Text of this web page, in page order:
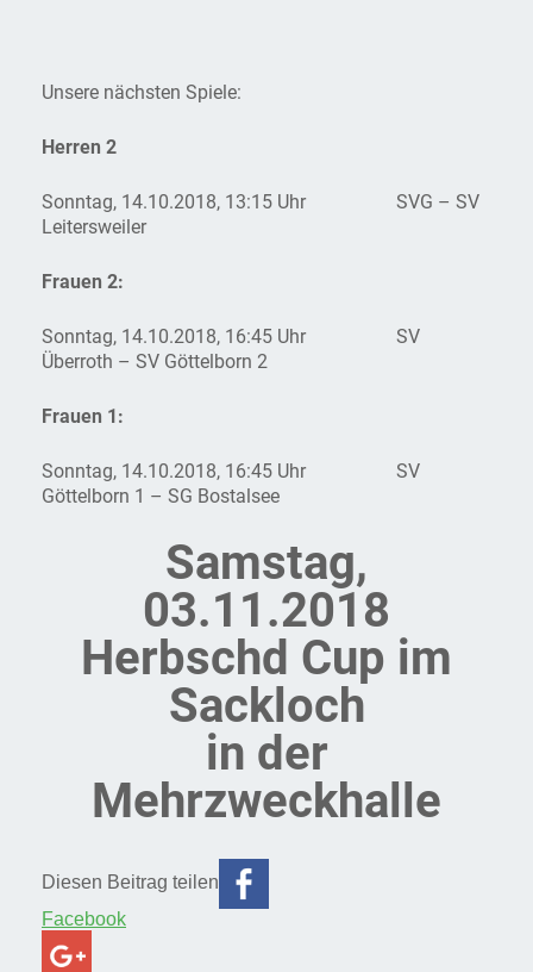
Unsere nächsten Spiele:
Herren 2
Sonntag, 14.10.2018, 13:15 Uhr SVG – SV
Leitersweiler
Frauen 2:
Sonntag, 14.10.2018, 16:45 Uhr SV
Überroth – SV Göttelborn 2
Frauen 1:
Sonntag, 14.10.2018, 16:45 Uhr SV
Göttelborn 1 – SG Bostalsee
Samstag,
03.11.2018
Herbschd Cup im
Sackloch
in der
Mehrzweckhalle
Diesen Beitrag teilen
Facebook